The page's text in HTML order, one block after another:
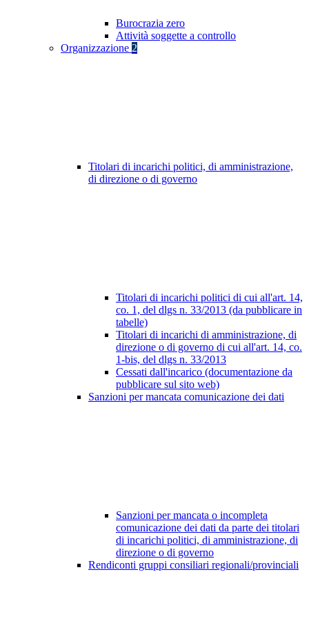
Burocrazia zero
Attività soggette a controllo
Organizzazione 2
Titolari di incarichi politici, di amministrazione,
di direzione o di governo
Titolari di incarichi politici di cui all'art. 14,
co. 1, del dlgs n. 33/2013 (da pubblicare in
tabelle)
Titolari di incarichi di amministrazione, di
direzione o di governo di cui all'art. 14, co.
1-bis, del dlgs n. 33/2013
Cessati dall'incarico (documentazione da
pubblicare sul sito web)
Sanzioni per mancata comunicazione dei dati
Sanzioni per mancata o incompleta
comunicazione dei dati da parte dei titolari
di incarichi politici, di amministrazione, di
direzione o di governo
Rendiconti gruppi consiliari regionali/provinciali